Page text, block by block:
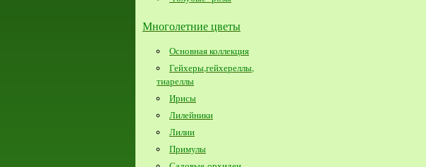
Многолетние цветы
Основная коллекция
Гейхеры,гейхереллы,
тиареллы
Ирисы
Лилейники
Лилии
Примулы